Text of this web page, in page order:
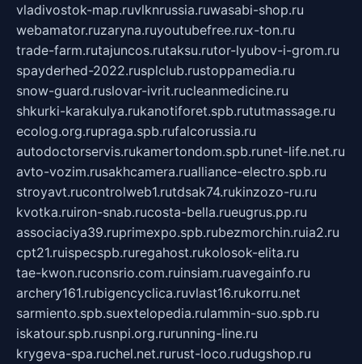
vladivostok-map.ruvlknrussia.ruwasabi-shop.ru
webamator.ruzaryna.ruyoutubefree.rux-ton.ru
trade-farm.rutajuncos.rutaksu.rutor-lyubov-i-grom.ru
spayderhed-2022.rusplclub.rustoppamedia.ru
snow-guard.ruslovar-ivrit.rucleanmedicine.ru
shkurki-karakulya.rukanotiforet.spb.rututmassage.ru
ecolog.org.rupraga.spb.rufalcorussia.ru
autodoctorservis.rukamertondom.spb.runet-life.net.ru
avto-vozim.rusakhcamera.rualliance-electro.spb.ru
stroyavt.rucontrolweb1.rutdsak74.rukinzozo-ru.ru
kvotka.ruiron-snab.rucosta-bella.rueugrus.pp.ru
associaciya39.ruprimexpo.spb.rubezmorchin.ruia2.ru
cpt21.ruispecspb.ruregahost.rukolosok-elita.ru
tae-kwon.ruconsrio.com.ruinsiam.ruavegainfo.ru
archery161.rubigencyclica.ruvlast16.rukorru.net
sarmiento.spb.suextelopedia.rulammin-suo.spb.ru
iskatour.spb.rusnpi.org.rurunning-line.ru
krygeva-spa.ruchel.net.rurust-loco.rudugshop.ru